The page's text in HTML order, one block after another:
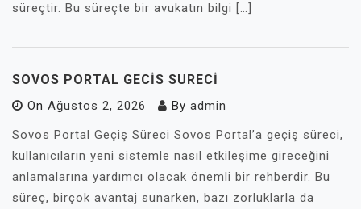
süreçtir. Bu süreçte bir avukatın bilgi […]
SOVOS PORTAL GECIS SURECI
On Ağustos 2, 2026 By admin
Sovos Portal Geçiş Süreci Sovos Portal’a geçiş süreci,
kullanıcıların yeni sistemle nasıl etkileşime gireceğini
anlamalarına yardımcı olacak önemli bir rehberdir. Bu
süreç, birçok avantaj sunarken, bazı zorluklarla da